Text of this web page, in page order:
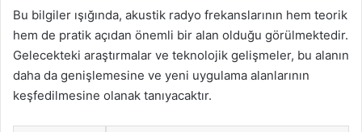
Bu bilgiler ışığında, akustik radyo frekanslarının hem teorik
hem de pratik açıdan önemli bir alan olduğu görülmektedir.
Gelecekteki araştırmalar ve teknolojik gelişmeler, bu alanın
daha da genişlemesine ve yeni uygulama alanlarının
keşfedilmesine olanak tanıyacaktır.